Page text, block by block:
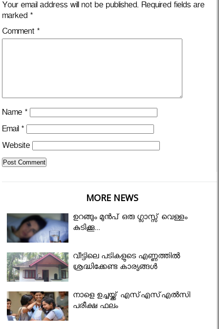
Your email address will not be published. Required fields are
marked *
Comment *
Name *
Email *
Website
MORE NEWS
ഉറങ്ങും മുന്‍പ് ഒരു ഗ്ലാസ്സ് വെള്ളം
കുടിക്കൂ...
വീട്ടിലെ പടികളുടെ എണ്ണത്തിൽ
ശ്രദ്ധിക്കേണ്ട കാര്യങ്ങൾ
നാളെ ഉച്ചയ്ക്ക് എസ്എസ്എല്‍സി
പരീക്ഷ ഫലം